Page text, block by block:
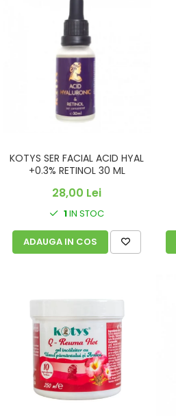
KOTYS SER FACIAL ACID HYAL
+0.3% RETINOL 30 ML
28,00 Lei
1IN STOC
ADAUGA IN COS